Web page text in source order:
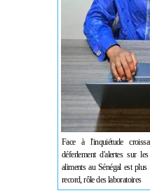
Face à l'inquiétude
déferlement d'alertes sur
aliments au Sénégal est
record, rôle des laboratoires